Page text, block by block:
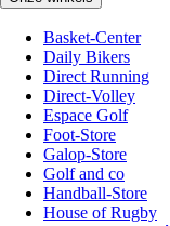
Basket-Center
Daily Bikers
Direct Running
Direct-Volley
Espace Golf
Foot-Store
Galop-Store
Golf and co
Handball-Store
House of Rugby